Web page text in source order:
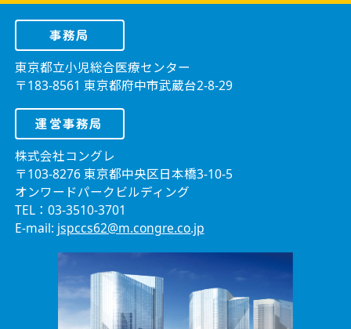
事務局
東京都立小児総合医療センター
〒183-8561 東京都府中市武蔵台2-8-29
運営事務局
株式会社コングレ
〒103-8276 東京都中央区日本橋3-10-5
オンワードパークビルディング
TEL：03-3510-3701
E-mail: jspccs62@m.congre.co.jp